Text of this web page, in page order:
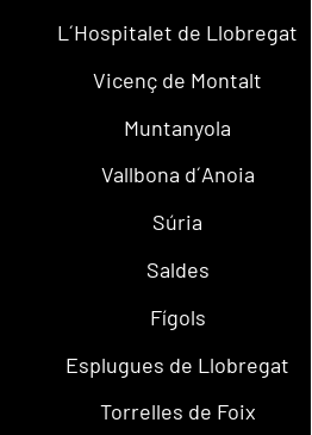
L´Hospitalet de Llobregat
Vicenç de Montalt
Muntanyola
Vallbona d´Anoia
Súria
Saldes
Fígols
Esplugues de Llobregat
Torrelles de Foix